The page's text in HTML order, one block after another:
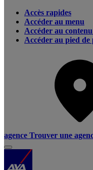
Accès rapides
Accéder au menu
Accéder au
Accéder au pied de
agence Trouver une